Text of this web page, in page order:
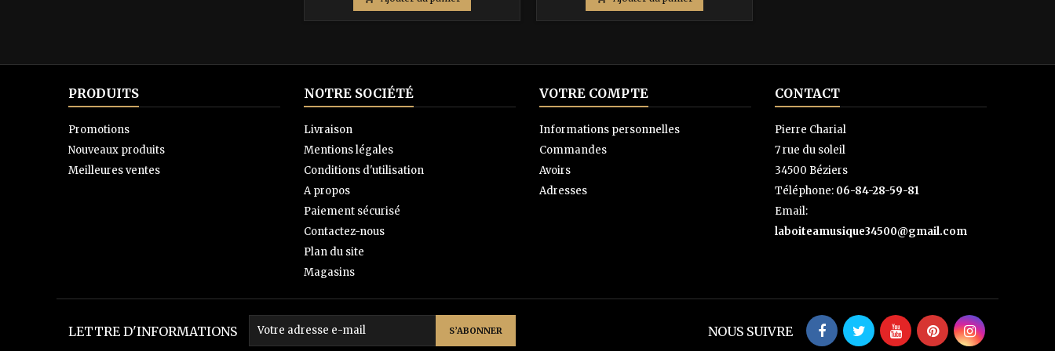
base
base
PRODUITS
Promotions
Nouveaux produits
Meilleures ventes
NOTRE SOCIÉTÉ
Livraison
Mentions légales
Conditions d'utilisation
A propos
Paiement sécurisé
Contactez-nous
Plan du site
Magasins
VOTRE COMPTE
Informations personnelles
Commandes
Avoirs
Adresses
CONTACT
Pierre Charial
7 rue du soleil
34500 Béziers
Téléphone: 06-84-28-59-81
Email:
laboiteamusique34500@gmail.com
LETTRE D'INFORMATIONS NOUS SUIVRE